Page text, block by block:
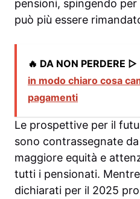
pensioni, spingendo
può più essere
🔥 DA NON PERDERE ▷
in modo chiaro cosa
pagamenti
Le prospettive per il
sono contrassegnate
maggiore equità e
tutti i pensionati.
dichiarati per il 2025